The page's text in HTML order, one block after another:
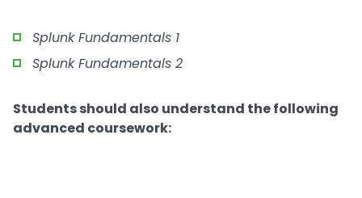
Splunk Fundamentals 1
Splunk Fundamentals 2
Students should also understand the following
advanced coursework: